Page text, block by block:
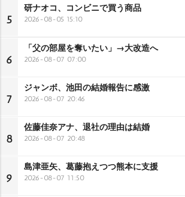
5
研ナオコ、コンビニで買う商品
2026-08-05 15:10
6
「父の部屋を奪いたい」→大改造へ
2026-08-07 07:00
7
ジャンボ、池田の結婚報告に感激
2026-08-07 20:46
8
佐藤佳奈アナ、退社の理由は結婚
2026-08-07 20:48
9
島津亜矢、葛藤抱えつつ熊本に支援
2026-08-07 11:50